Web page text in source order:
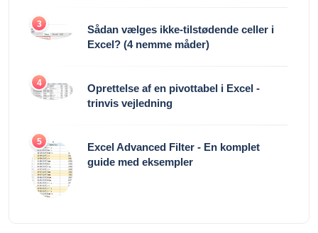
3
Sådan vælges ikke-tilstødende celler i
Excel? (4 nemme måder)
4
Oprettelse af en pivottabel i Excel -
trinvis vejledning
5
Excel Advanced Filter - En komplet
guide med eksempler